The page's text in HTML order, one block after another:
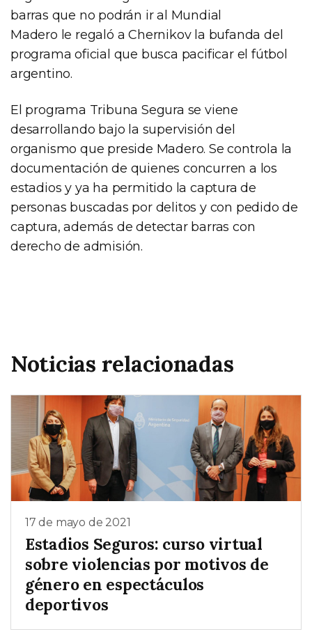
barras que no podrán ir al Mundial
Madero le regaló a Chernikov la bufanda del
programa oficial que busca pacificar el fútbol
argentino.
El programa Tribuna Segura se viene
desarrollando bajo la supervisión del
organismo que preside Madero. Se controla la
documentación de quienes concurren a los
estadios y ya ha permitido la captura de
personas buscadas por delitos y con pedido de
captura, además de detectar barras con
derecho de admisión.
Noticias relacionadas
17 de mayo de 2021
Estadios Seguros: curso virtual
sobre violencias por motivos de
género en espectáculos
deportivos